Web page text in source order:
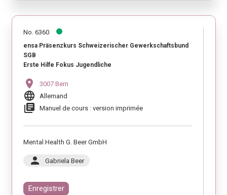
No. 6360
ensa Präsenzkurs Schweizerischer Gewerkschaftsbund
SGB
Erste Hilfe Fokus Jugendliche
location_on 3007 Bern
language Allemand
library_books Manuel de cours : version imprimée
Mental Health G. Beer GmbH
person Gabriela Beer
Enregistrer